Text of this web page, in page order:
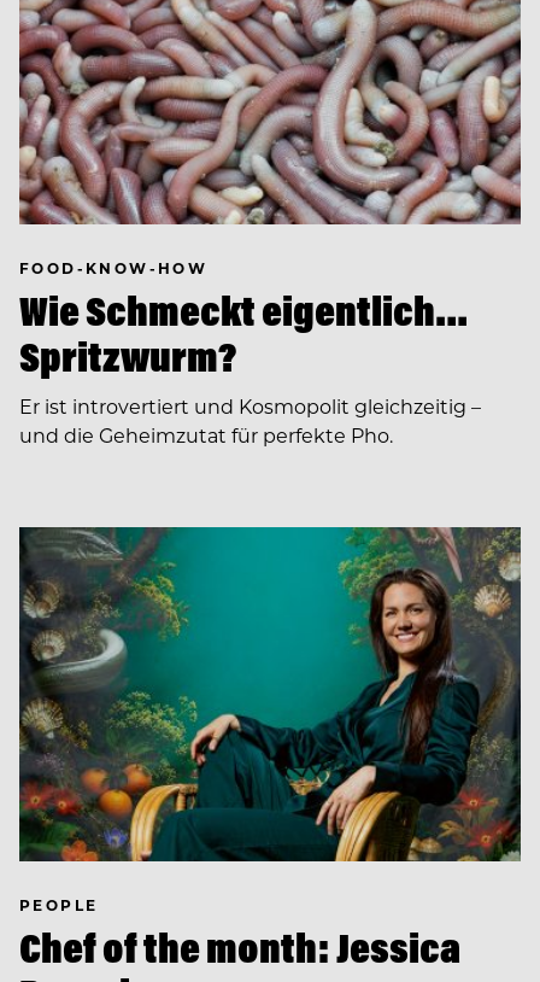
FOOD-KNOW-HOW
Wie Schmeckt eigentlich…
Spritzwurm?
Er ist introvertiert und Kosmopolit gleichzeitig –
und die Geheimzutat für perfekte Pho.
PEOPLE
Chef of the month: Jessica